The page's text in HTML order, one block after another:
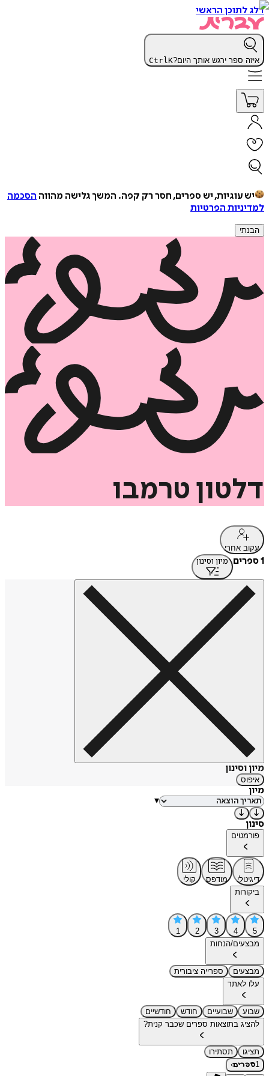
דלג לתוכן הראשי
איזה ספר ירגש אותך היום? CtrlK
יש עוגיות, יש ספרים, חסר רק קפה. המשך גלישה מהווה הסכמה
למדיניות הפרטיות
הבנתי
דלטון טרמבו
עקוב אחרי
1 ספרים מיון וסינון
מיון וסינון
איפוס
מיון
▾
סינון
פורמטים
דיגיטלי מודפס
קולי
ביקורות
5
4
3
2
1
מבצעים/הנחות
מבצעים
ספרייה ציבורית
עלו לאתר
שבוע שבועיים חודש
חודשיים
להציג בתוצאות ספרים שכבר קנית?
תציגו
תסתירו
1ספרים›